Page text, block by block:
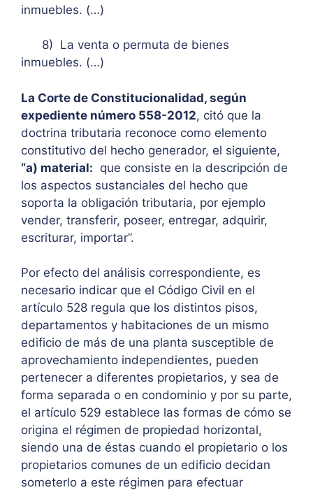
inmuebles. (…)
8) La venta o permuta de bienes
inmuebles. (…)
La Corte de Constitucionalidad, según
expediente número 558-2012, citó que la
doctrina tributaria reconoce como elemento
constitutivo del hecho generador, el siguiente,
“a) material: que consiste en la descripción de
los aspectos sustanciales del hecho que
soporta la obligación tributaria, por ejemplo
vender, transferir, poseer, entregar, adquirir,
escriturar, importar”.
Por efecto del análisis correspondiente, es
necesario indicar que el Código Civil en el
artículo 528 regula que los distintos pisos,
departamentos y habitaciones de un mismo
edificio de más de una planta susceptible de
aprovechamiento independientes, pueden
pertenecer a diferentes propietarios, y sea de
forma separada o en condominio y por su parte,
el artículo 529 establece las formas de cómo se
origina el régimen de propiedad horizontal,
siendo una de éstas cuando el propietario o los
propietarios comunes de un edificio decidan
someterlo a este régimen para efectuar